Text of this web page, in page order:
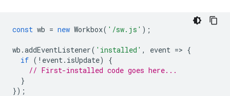
const wb = new Workbox( '/sw.js' );
wb .addEventListener( 'installed' , event => {
if ( ! event. isUpdate)
{
// First-installed code goes here...
}
});